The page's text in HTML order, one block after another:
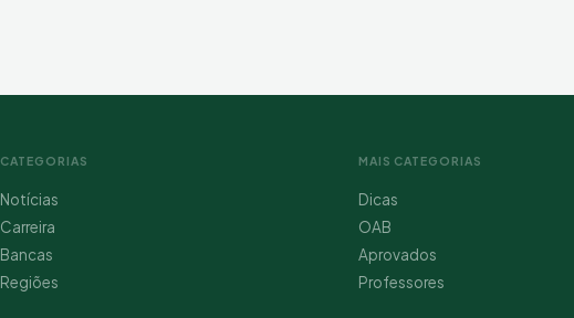
CATEGORIAS
Notícias
Carreira
Bancas
Regiões
MAIS CATEGORIAS
Dicas
OAB
Aprovados
Professores